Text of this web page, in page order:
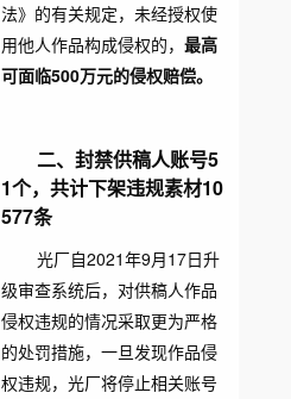
法》的有关规定，未经授权使
用他人作品构成侵权的， 最高
可面临500万元的侵权赔偿。
二、封禁供稿人账号5
1个，共计下架违规素材10
577条
光厂自2021年9月17日升
级审查系统后，对供稿人作品
侵权违规的情况采取更为严格
的处罚措施，一旦发现作品侵
权违规，光厂将停止相关账号